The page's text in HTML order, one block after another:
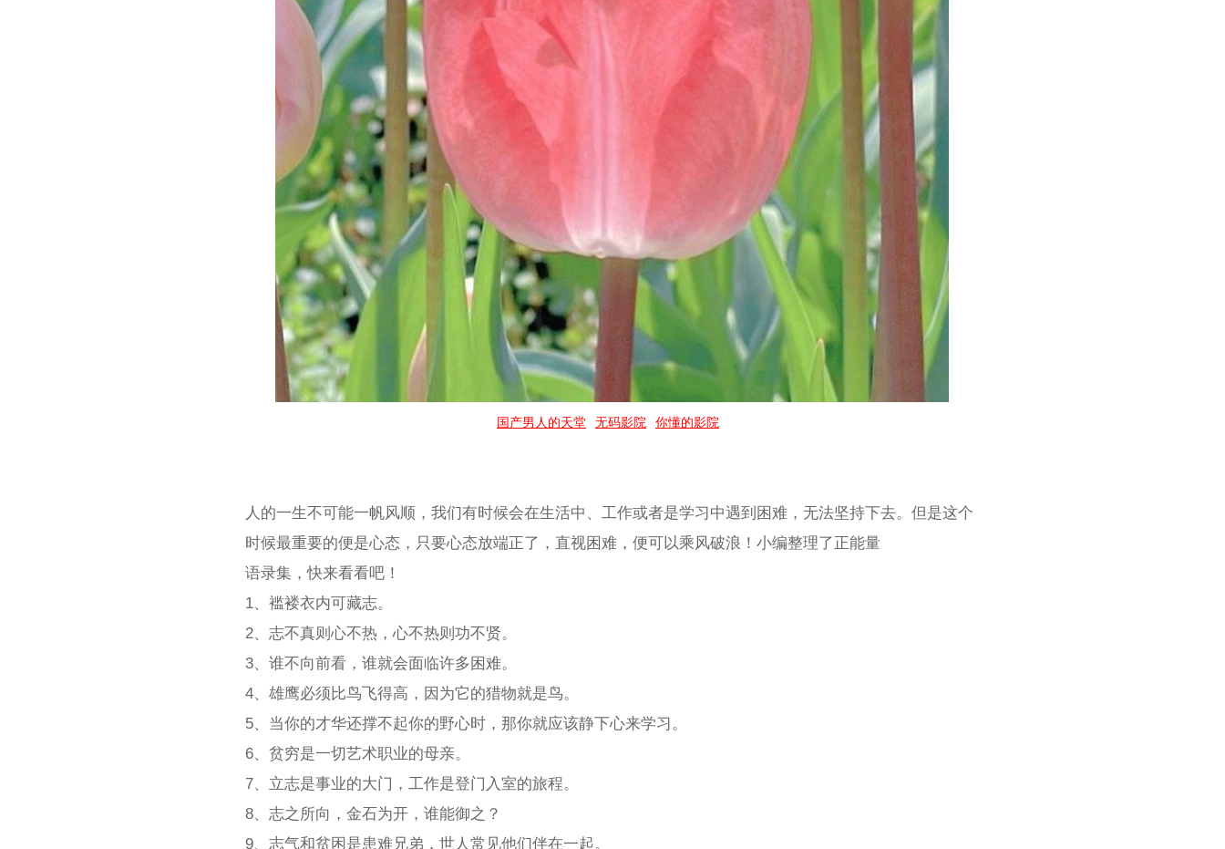
国产男人的天堂 无码影院 你懂的影院
人的一生不可能一帆风顺，我们有时候会在生活中、工作或者是学习中遇到困难，无法坚持下去。但是这个
时候最重要的便是心态，只要心态放端正了，直视困难，便可以乘风破浪！小编整理了正能量
语录集，快来看看吧！
1、褴褛衣内可藏志。
2、志不真则心不热，心不热则功不贤。
3、谁不向前看，谁就会面临许多困难。
4、雄鹰必须比鸟飞得高，因为它的猎物就是鸟。
5、当你的才华还撑不起你的野心时，那你就应该静下心来学习。
6、贫穷是一切艺术职业的母亲。
7、立志是事业的大门，工作是登门入室的旅程。
8、志之所向，金石为开，谁能御之？
9、志气和贫困是患难兄弟，世人常见他们伴在一起。